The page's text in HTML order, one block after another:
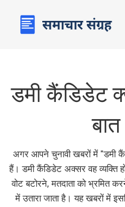
डमी कैंडिडेट
अगर आपने चुनावी खबरों में "डमी
हैं। डमी कैंडिडेट अक्सर वह व्यक्ति
वोट बटोरने, मतदाता को भ्रमित
में उतारा जाता है। यह खबरों में